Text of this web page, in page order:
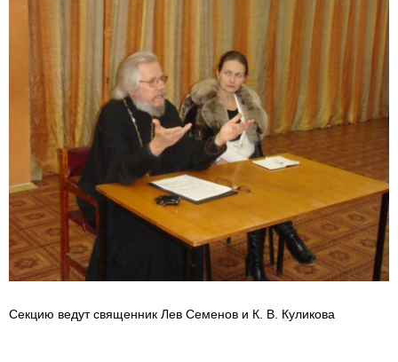
Секцию ведут священник Лев Семенов и К. В. Куликова